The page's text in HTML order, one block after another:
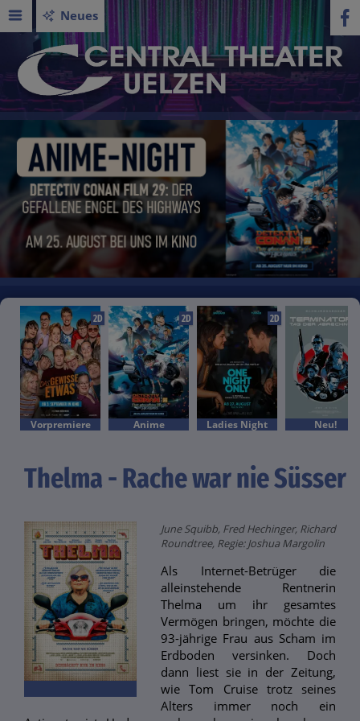
Neues
2D
Vorpremiere
2D
Anime
2D
Ladies Night Neu!
Thelma - Rache war nie Süsser
June Squibb, Fred Hechinger, Richard
Roundtree, Regie: Joshua Margolin
Als Internet-Betrüger die
alleinstehende Rentnerin
Thelma um ihr gesamtes
Vermögen bringen, möchte die
93-jährige Frau aus Scham im
Erdboden versinken. Doch
dann liest sie in der Zeitung,
wie Tom Cruise trotz seines
Alters immer noch ein